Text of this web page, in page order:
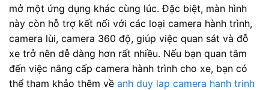
mở một ứng dụng khác cùng lúc. Đặc biệt, màn hình
này còn hỗ trợ kết nối với các loại camera hành trình,
camera lùi, camera 360 độ, giúp việc quan sát và đỗ
xe trở nên dễ dàng hơn rất nhiều. Nếu bạn quan tâm
đến việc nâng cấp camera hành trình cho xe, bạn có
thể tham khảo thêm về anh duy lap camera hanh trinh